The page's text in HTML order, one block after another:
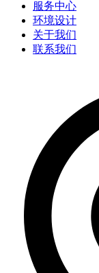
服务中心
环境设计
关于我们
联系我们